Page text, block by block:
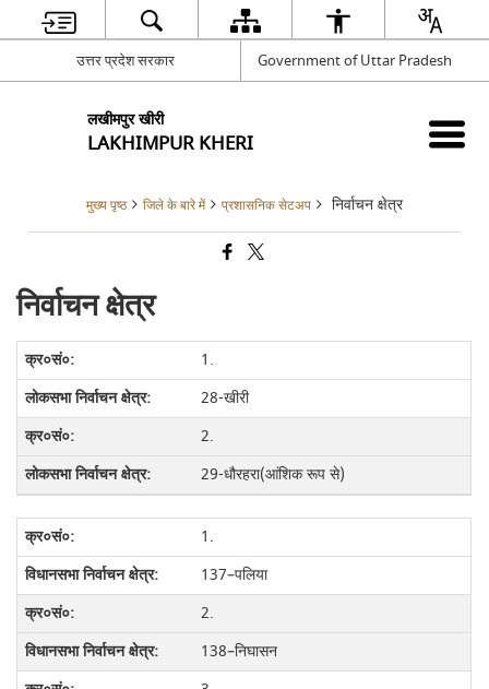
उत्तर प्रदेश सरकार Government of Uttar Pradesh
लखीमपुर खीरी
LAKHIMPUR KHERI
मुख्य पृष्ठ जिले के बारे में प्रशासनिक सेटअप निर्वाचन क्षेत्र
निर्वाचन क्षेत्र
1.
28-खीरी
2.
29-धौरहरा(आंशिक रूप से)
1.
137–पलिया
2.
138–निघासन